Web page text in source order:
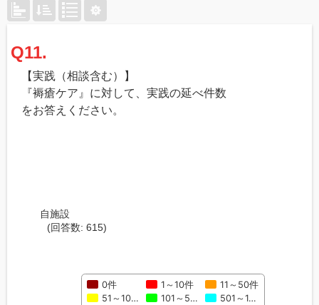
Q11.
【実践（相談含む）】
『褥瘡ケア』に対して、実践の延べ件数
をお答えください。
自施設
(回答数: 615)
0件 1～10件
11～50件
51～10…
101～5… 501～1…